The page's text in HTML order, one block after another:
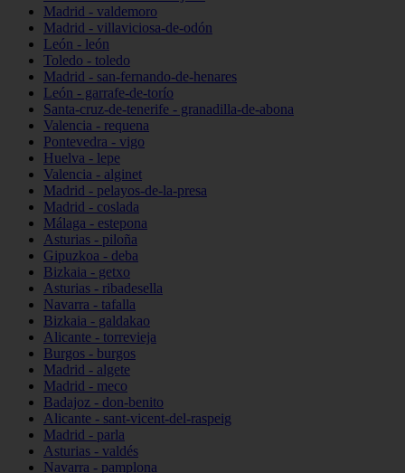
Madrid - valdemoro
Madrid - villaviciosa-de-odón
León - león
Toledo - toledo
Madrid - san-fernando-de-henares
León - garrafe-de-torío
Santa-cruz-de-tenerife - granadilla-de-abona
Valencia - requena
Pontevedra - vigo
Huelva - lepe
Valencia - alginet
Madrid - pelayos-de-la-presa
Madrid - coslada
Málaga - estepona
Asturias - piloña
Gipuzkoa - deba
Bizkaia - getxo
Asturias - ribadesella
Navarra - tafalla
Bizkaia - galdakao
Alicante - torrevieja
Burgos - burgos
Madrid - algete
Madrid - meco
Badajoz - don-benito
Alicante - sant-vicent-del-raspeig
Madrid - parla
Asturias - valdés
Navarra - pamplona